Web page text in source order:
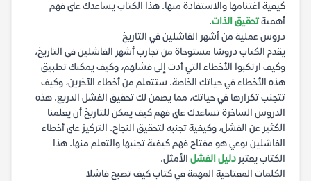
كيفية اغتنامها والاستفادة منها. هذا الكتاب يساعدك على فهم
أهميةتحقيق الذات.
دروس عملية من أشهر الفاشلين في التاريخ
يقدم الكتاب دروسًا مستوحاة من تجارب أشهر الفاشلين في التاريخ،
وكيف ارتكبوا الأخطاء التي أدت إلى فشلهم، وكيف يمكنك تطبيق
هذه الأخطاء في حياتك الخاصة. ستتعلم من أخطاء الآخرين، وكيف
تتجنب تكرارها في حياتك، مما يضمن لك تحقيق الفشل الذريع. هذه
الدروس الساخرة تساعدك على فهم كيف يمكن للتاريخ أن يعلمنا
الكثير عن الفشل، وكيفية تجنبه لتحقيق النجاح. التركيز على أخطاء
الفاشلين بوعي هو مفتاح فهم كيفية تجنبها والتعلم منها. هذا
الكتاب يعتبر دليل الفشل الأمثل.
الكلمات المفتاحية المهمة في كتاب كيف تصبح فاشلا